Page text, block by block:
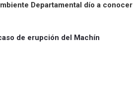
Departamental dío a conocer
de erupción del Machín